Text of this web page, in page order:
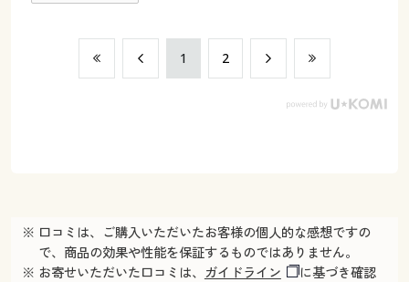
​1 ​2
※ 口コミは、ご購入いただいたお客様の個人的な感想ですの
で、商品の効果や性能を保証するものではありません。
※ お寄せいただいた口コミは、 ガイドライン
に基づき確認